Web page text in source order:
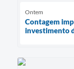
Ontem
Contagem
investimento